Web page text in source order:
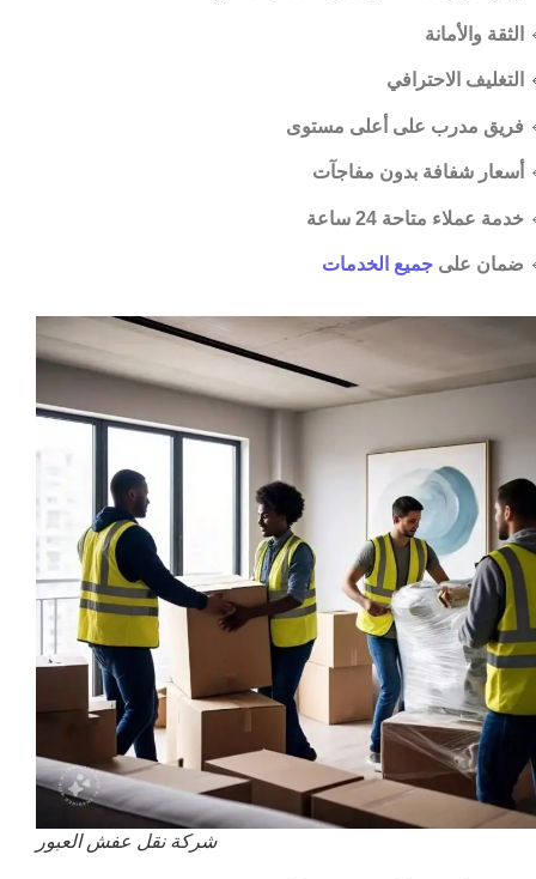
الثقة والأمانة
التغليف الاحترافي
فريق مدرب على أعلى مستوى
أسعار شفافة بدون مفاجآت
خدمة عملاء متاحة 24 ساعة
ضمان على جميع الخدمات
شركة نقل عفش العبور